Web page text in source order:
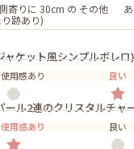
寄りに 30cm の その他
跡あり)
ャケット風シンプルボレロ)
用感あり 良い
ール2連のクリスタルチャ
用感あり 良い